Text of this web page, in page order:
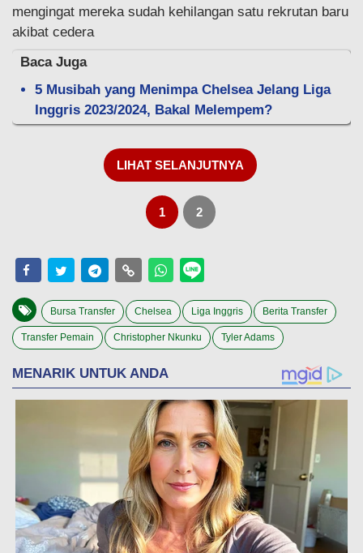
mengingat mereka sudah kehilangan satu rekrutan baru
akibat cedera
Baca Juga
5 Musibah yang Menimpa Chelsea Jelang Liga
Inggris 2023/2024, Bakal Melempem?
LIHAT SELANJUTNYA
1 2
Bursa Transfer Chelsea Liga Inggris Berita Transfer
Transfer Pemain Christopher Nkunku Tyler Adams